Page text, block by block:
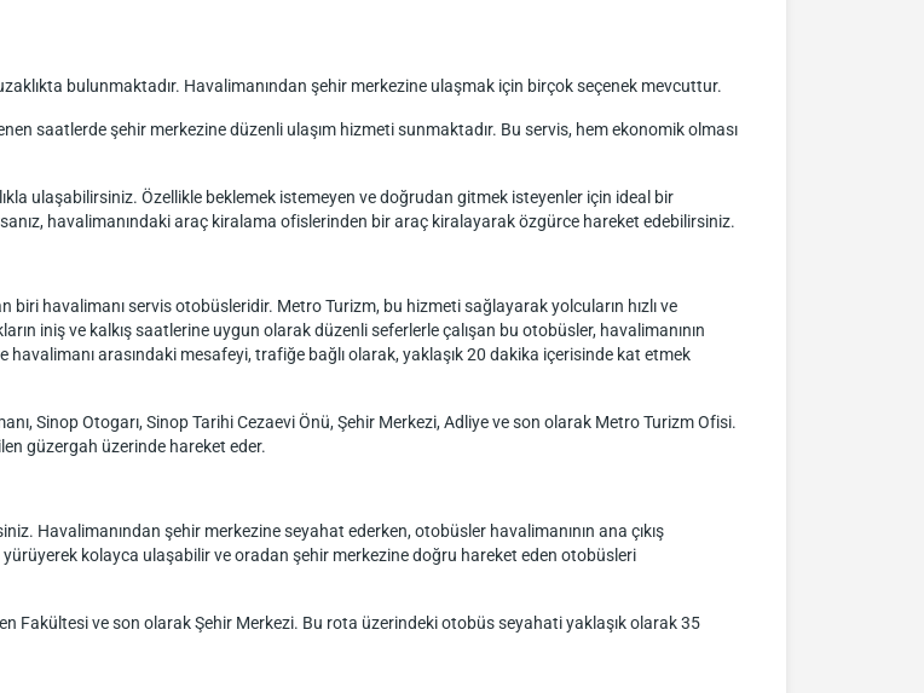
bulunmaktadır. Havalimanından şehir merkezine ulaşmak için birçok seçenek mevcuttur.
saatlerde şehir merkezine düzenli ulaşım hizmeti sunmaktadır. Bu servis, hem ekonomik olması
ulaşabilirsiniz. Özellikle beklemek istemeyen ve doğrudan gitmek isteyenler için ideal bir
havalimanındaki araç kiralama ofislerinden bir araç kiralayarak özgürce hareket edebilirsiniz.
havalimanı servis otobüsleridir. Metro Turizm, bu hizmeti sağlayarak yolcuların hızlı ve
iniş ve kalkış saatlerine uygun olarak düzenli seferlerle çalışan bu otobüsler, havalimanının
havalimanı arasındaki mesafeyi, trafiğe bağlı olarak, yaklaşık 20 dakika içerisinde kat etmek
Sinop Otogarı, Sinop Tarihi Cezaevi Önü, Şehir Merkezi, Adliye ve son olarak Metro Turizm Ofisi.
güzergah üzerinde hareket eder.
Havalimanından şehir merkezine seyahat ederken, otobüsler havalimanının ana çıkış
yürüyerek kolayca ulaşabilir ve oradan şehir merkezine doğru hareket eden otobüsleri
Fakültesi ve son olarak Şehir Merkezi. Bu rota üzerindeki otobüs seyahati yaklaşık olarak 35